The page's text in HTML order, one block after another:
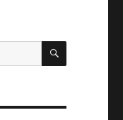
SEARCH